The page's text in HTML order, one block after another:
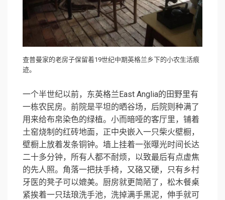
查普曼家的老房子保留着19世纪中期英格兰乡下的小农生活痕
迹。
一个半世纪以前，东英格兰East Anglia的田野里有
一栋农民房。前院是平坦的晒谷场，后院则种满了
用来给布帛染色的绿植。小而暗哑的客厅里，铺着
土窑烧制的红砖地面，正中央嵌入一只柴火壁橱，
壁橱上放着发条铜钟。墙上挂着一张曝光时间长达
二十多分钟，所有人都不耐烦，以致最后有点虚焦
的先人照。角落一把扶手椅，又硌又硬，只有乡村
牙医的凳子可以媲美。厨房就更简陋了，松木餐桌
紧挨着一只珐琅洗手池，洗掉满手黑泥，伸手就可